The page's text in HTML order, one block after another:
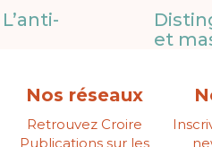
et
Nos réseaux
Retrouvez Croire
Publications sur les